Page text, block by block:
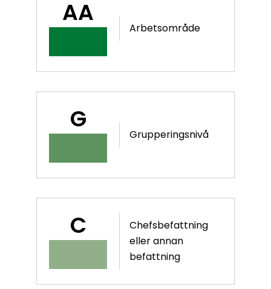
AA
Arbetsområde
G
Grupperingsnivå
C
Chefsbefattning
eller annan
befattning